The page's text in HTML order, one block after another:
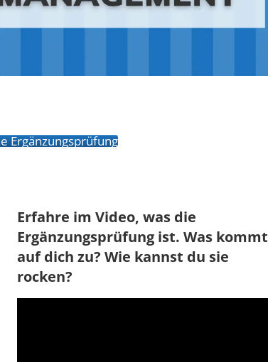
Ergänzungsprüfung
Erfahre im Video, was die
Ergänzungsprüfung ist. Was kommt
auf dich zu? Wie kannst du sie
rocken?